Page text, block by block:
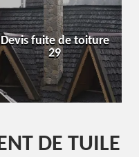
Entreprise de toiture
29
DE TUILE